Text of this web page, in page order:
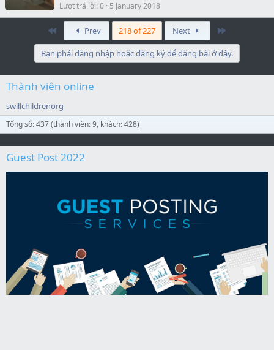
Lượt trả lời 0 5 January 2018
Prev 218 of 227 Next
Bạn phải đăng nhập hoặc đăng ký để đăng bài ở đây.
Thành viên online
swillchildrenorg
Tổng số: 437 (thành viên: 9, khách: 428)
Guest Post 2022